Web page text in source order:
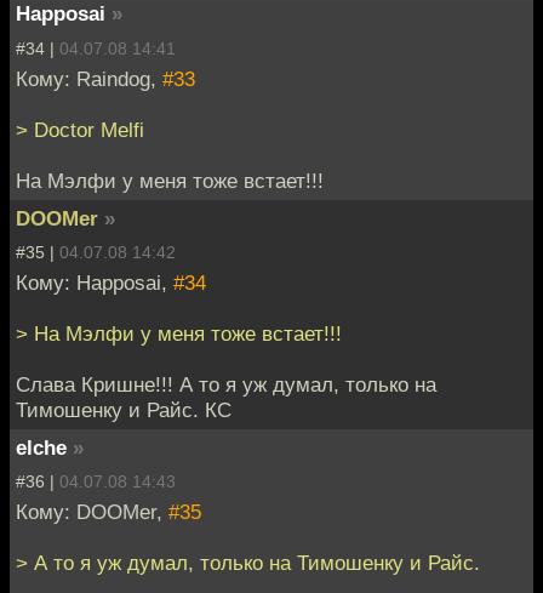
Happosai »
#34 | 04.07.08 14:41
Кому: Raindog, #33
> Doctor Melfi
На Мэлфи у меня тоже встает!!!
DOOMer »
#35 | 04.07.08 14:42
Кому: Happosai, #34
> На Мэлфи у меня тоже встает!!!
Слава Кришне!!! А то я уж думал, только на
Тимошенку и Райс. КС
elche »
#36 | 04.07.08 14:43
Кому: DOOMer, #35
> А то я уж думал, только на Тимошенку и Райс.